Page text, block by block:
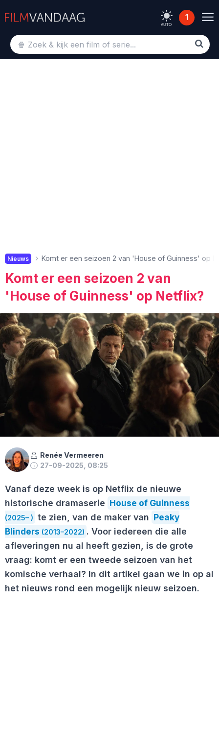
AUTO
1
Nieuws Komt er een seizoen 2 van 'House of Guinness' op
Komt er een seizoen 2 van
'House of Guinness' op Netflix?
Renée Vermeeren
27-09-2025, 08:25
Vanaf deze week is op Netflix de nieuwe
historische dramaserie House of Guinness
(2025– ) te zien, van de maker van Peaky
Blinders (2013–2022) . Voor iedereen die alle
afleveringen nu al heeft gezien, is de grote
vraag: komt er een tweede seizoen van het
komische verhaal? In dit artikel gaan we in op al
het nieuws rond een mogelijk nieuw seizoen.